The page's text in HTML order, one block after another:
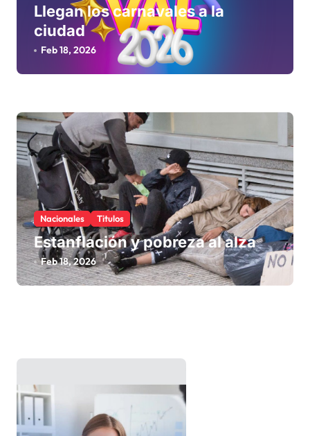
Llegan los carnavales a la
ciudad
Feb 18, 2026
Nacionales Titulos
Estanflación y pobreza al alza
Feb 18, 2026